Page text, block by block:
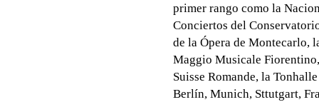
primer rango como la
Conciertos del
de la Ópera de Montecarlo,
Maggio Musicale
Suisse Romande, la
Berlín, Munich, Sttutgart,